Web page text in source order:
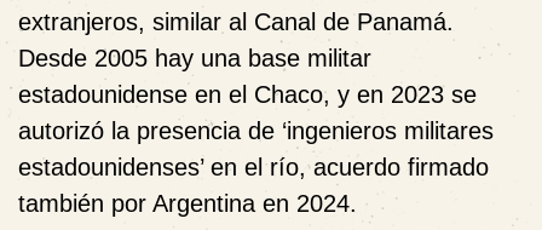
extranjeros, similar al Canal de Panamá.
Desde 2005 hay una base militar
estadounidense en el Chaco, y en 2023 se
autorizó la presencia de ‘ingenieros militares
estadounidenses’ en el río, acuerdo firmado
también por Argentina en 2024.